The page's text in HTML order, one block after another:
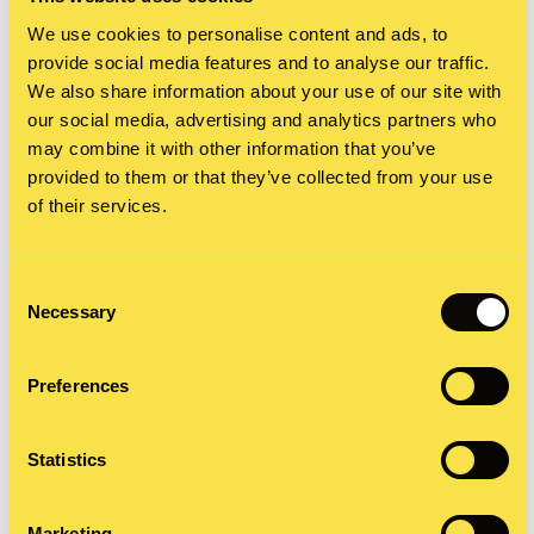
We use cookies to personalise content and ads, to
provide social media features and to analyse our traffic.
We also share information about your use of our site with
our social media, advertising and analytics partners who
may combine it with other information that you’ve
provided to them or that they’ve collected from your use
of their services.
Selection
Necessary
Preferences
Statistics
entwickelteBerkeley Communicationseine PR-
Strategie mit dem Fokus auf Thought Leadership.
Hierbei bauten wir auf unser fundiertes
Knowhow in den Bereichen Zahlungsverkehr und
Finanzen sowie unsere Erfahrung im Storytelling.
Um Einblick in die Welt der Verbraucher zu
generieren, führte unser Schwesterunternehmen
Arlington Research
die „Voice of the Consumer“-